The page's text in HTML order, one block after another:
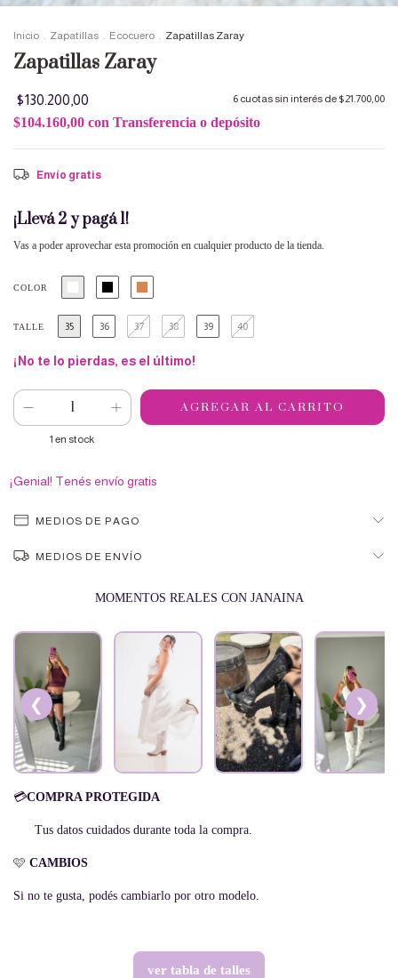
Inicio . Zapatillas . Ecocuero . Zapatillas Zaray
Zapatillas Zaray
$130.200,00 6 cuotas sin interés de $21.700,00
$104.160,00 con Transferencia o depósito
Envío gratis
¡Llevá 2 y pagá 1!
Vas a poder aprovechar esta promoción en cualquier producto de la tienda.
COLOR
TALLE 35 36 37 38 39 40
¡No te lo pierdas, es el último!
1 en stock
¡Genial! Tenés envío gratis
MEDIOS DE PAGO
MEDIOS DE ENVÍO
MOMENTOS REALES CON JANAINA
❮ ❯
💳COMPRA PROTEGIDA
Tus datos cuidados durante toda la compra.
🩷 CAMBIOS
Si no te gusta, podés cambiarlo por otro modelo.
ver tabla de talles